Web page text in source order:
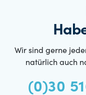
Wir sind gerne
natürlich auch
(0)30